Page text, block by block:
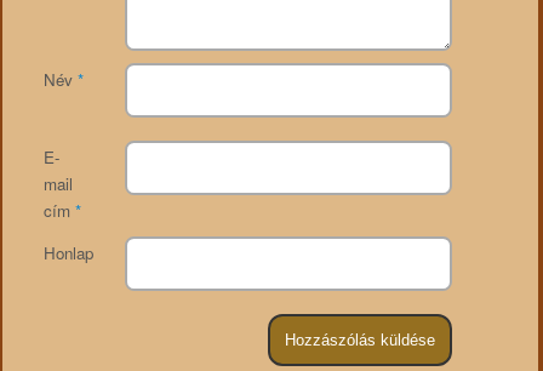
Név *
E-
mail
cím *
Honlap